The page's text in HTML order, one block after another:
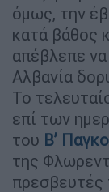
όμως, την
κατά βάθος
απέβλεπε
Αλβανία
Το
επί των
του Β’
της